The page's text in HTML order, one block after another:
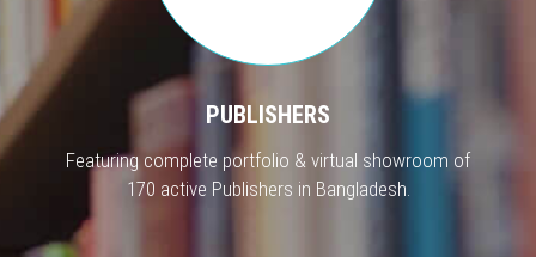
PUBLISHERS
Featuring complete portfolio & virtual showroom of
170 active Publishers in Bangladesh.